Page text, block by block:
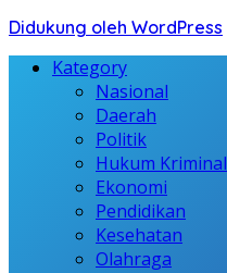
Didukung oleh WordPress
Kategory
Nasional
Daerah
Politik
Hukum Kriminal
Ekonomi
Pendidikan
Kesehatan
Olahraga